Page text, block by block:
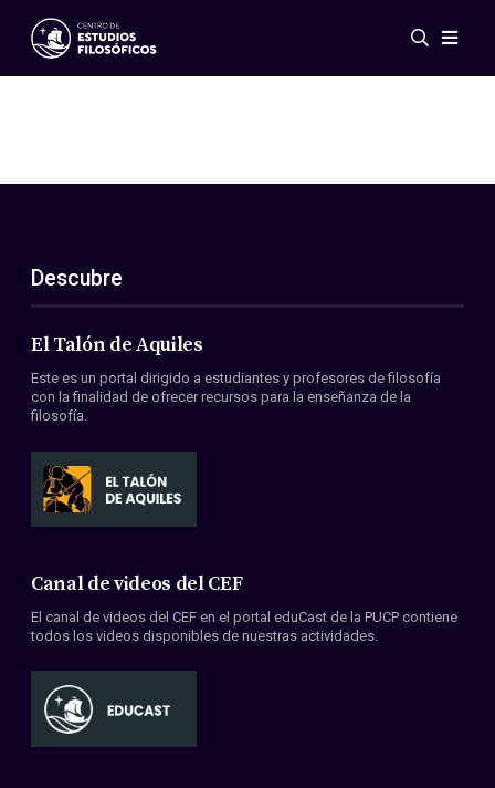
Eventos
ES
EN
Acerca de nosotros
Miembros
Convenios
Descubre
El Talón de Aquiles
Este es un portal dirigido a estudiantes y profesores de filosofía
con la finalidad de ofrecer recursos para la enseñanza de la
filosofía.
Canal de videos del CEF
El canal de videos del CEF en el portal eduCast de la PUCP contiene
todos los videos disponibles de nuestras actividades.